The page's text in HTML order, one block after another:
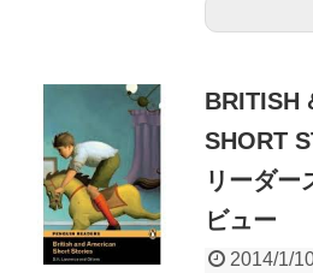
BRITISH
SHORT
リーダ
ビュー
2014/1/